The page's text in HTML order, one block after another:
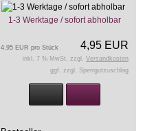
1-3 Werktage / sofort abholbar
4,95 EUR
4,95 EUR pro Stück
inkl. 7 % MwSt. zzgl. Versandkosten
ggf. zzgl. Sperrgutzuschlag